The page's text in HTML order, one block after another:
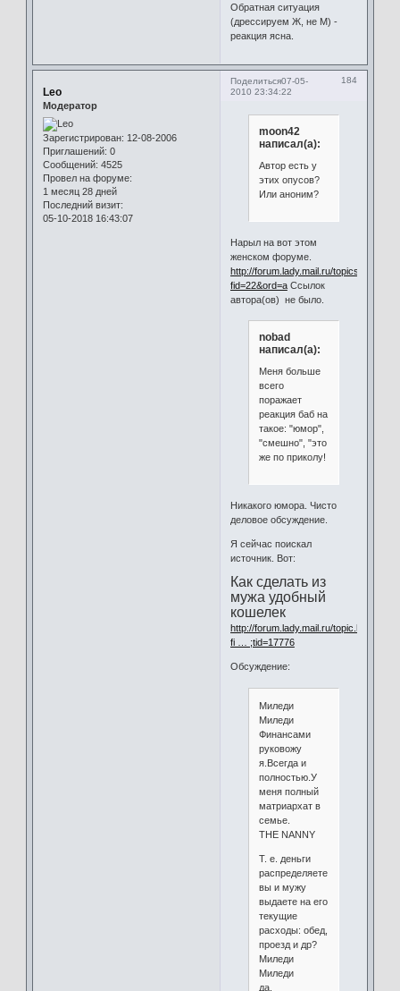
Обратная ситуация
(дрессируем Ж, не М) -
реакция ясна.
Поделиться 184
07-05-
2010 23:34:22
Leo
Модератор
Зарегистрирован: 12-08-2006
Приглашений: 0
Сообщений: 4525
Провел на форуме:
1 месяц 28 дней
Последний визит:
05-10-2018 16:43:07
moon42
написал(а):
Автор есть у
этих опусов?
Или аноним?
Нарыл на вот этом
женском форуме.
http://forum.lady.mail.ru/topics.html?
fid=22&ord=aСсылок
автора(ов) не было.
nobad
написал(а):
Меня больше
всего
поражает
реакция баб на
такое: "юмор",
"смешно", "это
же по приколу!
Никакого юмора. Чисто
деловое обсуждение.
Я сейчас поискал
источник. Вот:
Как сделать из
мужа удобный
кошелек
http://forum.lady.mail.ru/topic.html?
fi … ;tid=17776
Обсуждение:
Миледи
Миледи
Финансами
руковожу
я.Всегда и
полностью.У
меня полный
матриархат в
семье.
THE NANNY
Т. е. деньги
распределяете
вы и мужу
выдаете на его
текущие
расходы: обед,
проезд и др?
Миледи
Миледи
да.